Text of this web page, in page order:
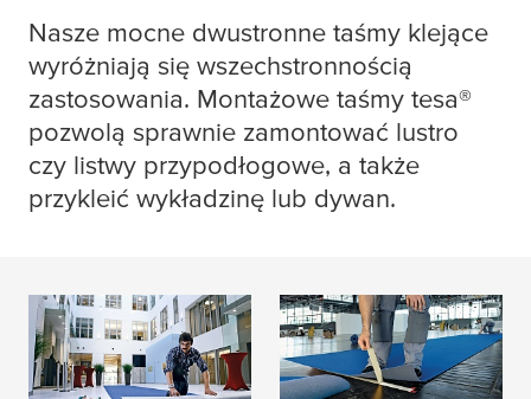
Nasze mocne dwustronne taśmy klejące
wyróżniają się wszechstronnością
zastosowania. Montażowe taśmy tesa®
pozwolą sprawnie zamontować lustro
czy listwy przypodłogowe, a także
przykleić wykładzinę lub dywan.
Taśmy do trwałego
mocowania
wykładzin
Usuwalne taśmy do
mocowania
wykładzin